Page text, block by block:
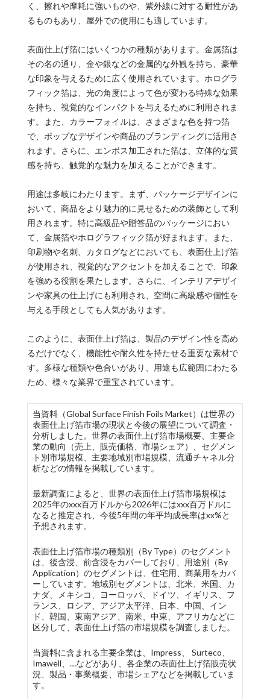
く、擦れや摩耗に強いものや、紫外線に対する耐性があ
るものもあり、屋外での使用にも適しています。
表面仕上げ箔にはいくつかの種類があります。金属箔は
その名の通り、金や銀などの金属的な外観を持ち、豪華
な印象を与えるために広く使用されています。ホログラ
フィック箔は、光の角度によって色が変わる特殊な効果
を持ち、視覚的なインパクトを与えるために利用されま
す。また、カラーフォイルは、さまざまな色を持つ箔
で、ポップなデザインや商品のブランディングに活用さ
れます。さらに、エンボス加工された箔は、立体的な質
感を持ち、触覚的な魅力を加えることができます。
用途は多岐にわたります。まず、パッケージデザインに
おいて、商品をより魅力的に見せるための装飾として利
用されます。特に高級品や贈答品のパッケージにおい
て、金属箔やホログラフィック箔が好まれます。また、
印刷物や名刺、カタログなどにおいても、表面仕上げ箔
が使用され、視覚的なアクセントを加えることで、印象
を強める役割を果たします。さらに、インテリアデザイ
ンや家具の仕上げにも利用され、空間に高級感や個性を
与える手段としても人気があります。
このように、表面仕上げ箔は、製品のデザイン性を高め
るだけでなく、機能性や耐久性を持たせる重要な素材で
す。多様な種類や色合いがあり、用途も広範囲にわたる
ため、様々な業界で重宝されています。
当資料（Global Surface Finish Foils Market）は世界の
表面仕上げ箔市場の現状と今後の展望について調査・
分析しました。世界の表面仕上げ箔市場概要、主要企
業の動向（売上、販売価格、市場シェア）、セグメン
ト別市場規模、主要地域別市場規模、流通チャネル分
析などの情報を掲載しています。
最新調査によると、世界の表面仕上げ箔市場規模は
2025年のxxx百万ドルから2026年にはxxx百万ドルに
なると推定され、今後5年間の年平均成長率はxx%と
予想されます。
表面仕上げ箔市場の種類別（By Type）のセグメント
は、後含浸、前含浸をカバーしており、用途別（By
Application）のセグメントは、住宅用、商業用をカバ
ーしています。地域別セグメントは、北米、米国、カ
ナダ、メキシコ、ヨーロッパ、ドイツ、イギリス、フ
ランス、ロシア、アジア太平洋、日本、中国、イン
ド、韓国、東南アジア、南米、中東、アフリカなどに
区分して、表面仕上げ箔の市場規模を調査しました。
当資料に含まれる主要企業は、Impress、 Surteco、
Imawell、…などがあり、各企業の表面仕上げ箔販売状
況、製品・事業概要、市場シェアなどを掲載していま
す。